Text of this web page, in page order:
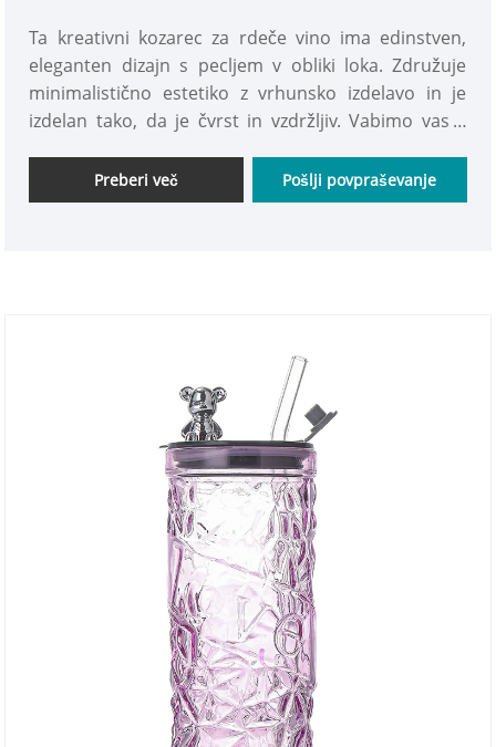
Ta kreativni kozarec za rdeče vino ima edinstven,
eleganten dizajn s pecljem v obliki loka. Združuje
minimalistično estetiko z vrhunsko izdelavo in je
izdelan tako, da je čvrst in vzdržljiv. Vabimo vas k
Preberi več Pošlji povpraševanje